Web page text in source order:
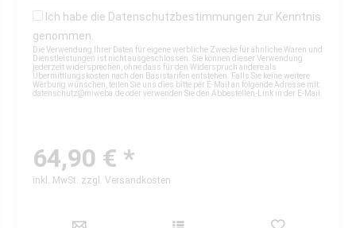
Ich habe die Datenschutzbestimmungen zur Kenntnis
genommen.
Die Verwendung Ihrer Daten für eigene werbliche Zwecke für ähnliche Waren und
Dienstleistungen ist nicht ausgeschlossen. Sie können dieser Verwendung
jederzeit widersprechen, ohne dass für den Widerspruch andere als
Übermittlungskosten nach den Basistarifen entstehen. Falls Sie keine weitere
Werbung wünschen, teilen Sie uns dies bitte per E-Mail an folgende Adresse mit:
datenschutz@miweba.deoder verwenden Sie den Abbestellen-Link in der E-Mail.
64,90 € *
inkl. MwSt. zzgl. Versandkosten